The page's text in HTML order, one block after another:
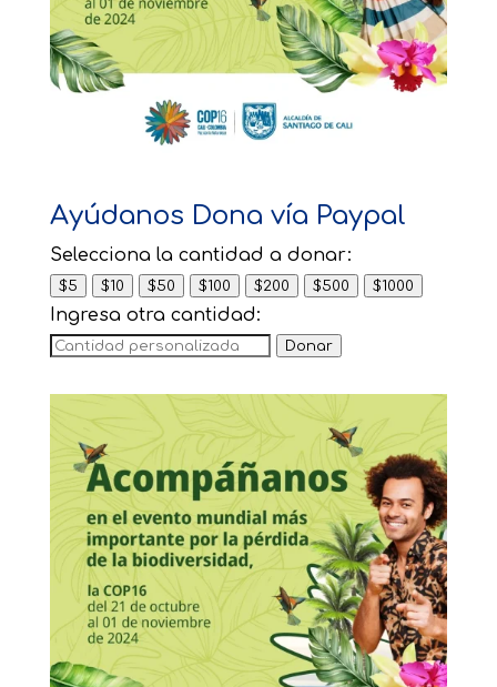
Ayúdanos Dona vía Paypal
Selecciona la cantidad a donar:
$5 $10 $50 $100 $200 $500 $1000
Ingresa otra cantidad:
Donar